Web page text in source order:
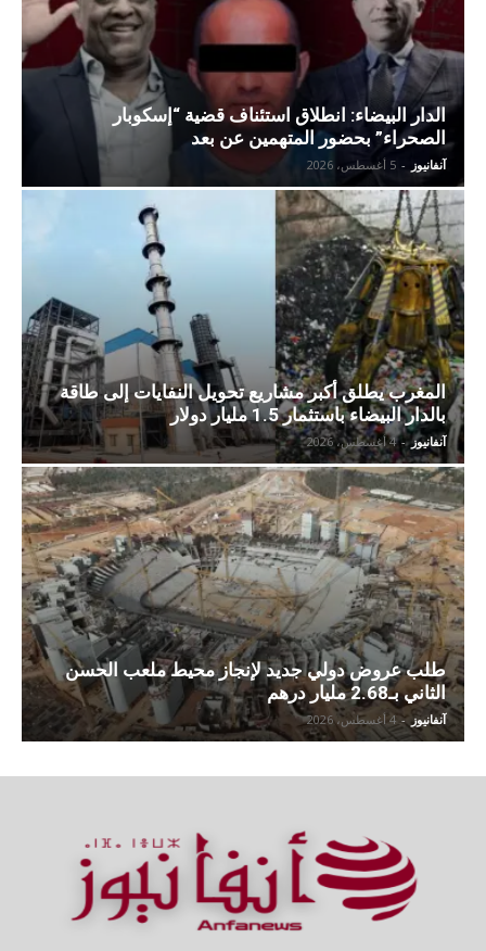
الدار البيضاء: انطلاق استئناف قضية “إسكوبار
الصحراء” بحضور المتهمين عن بعد
آنفانيوز - 5 أغسطس، 2026
المغرب يطلق أكبر مشاريع تحويل النفايات إلى طاقة
بالدار البيضاء باستثمار 1.5 مليار دولار
آنفانيوز - 4 أغسطس، 2026
طلب عروض دولي جديد لإنجاز محيط ملعب الحسن
الثاني بـ2.68 مليار درهم
آنفانيوز - 4 أغسطس، 2026